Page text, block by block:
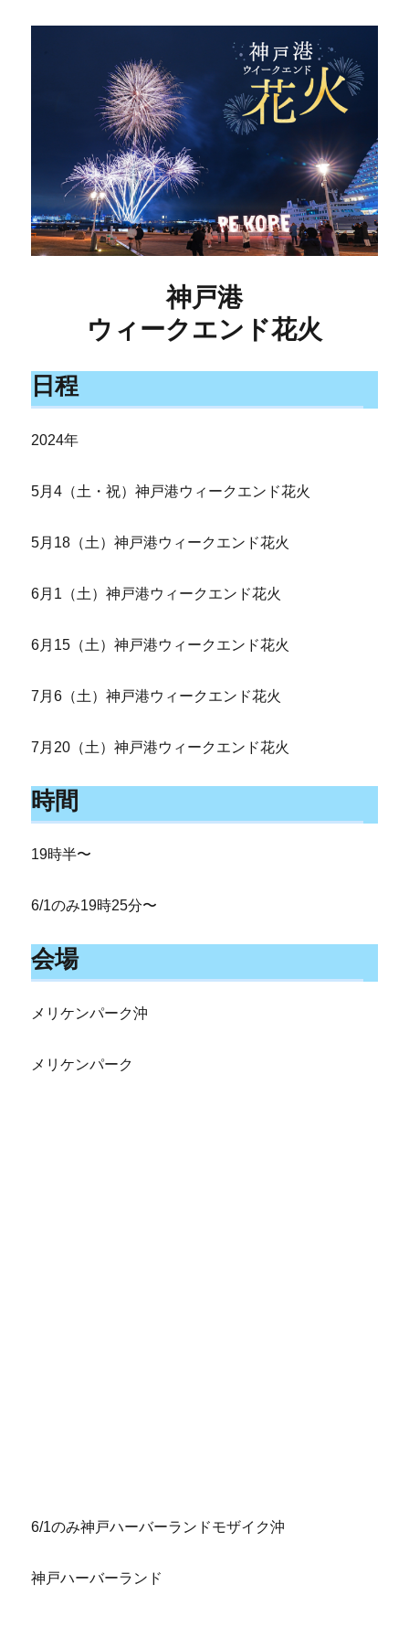
神戸港
ウィークエンド花火
日程
2024年
5月4（土・祝）神戸港ウィークエンド花火
5月18（土）神戸港ウィークエンド花火
6月1（土）神戸港ウィークエンド花火
6月15（土）神戸港ウィークエンド花火
7月6（土）神戸港ウィークエンド花火
7月20（土）神戸港ウィークエンド花火
時間
19時半〜
6/1のみ19時25分〜
会場
メリケンパーク沖
メリケンパーク
6/1のみ神戸ハーバーランドモザイク沖
神戸ハーバーランド